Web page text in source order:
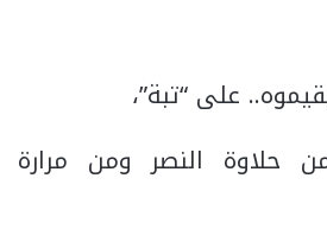
على “تبة”،
حلاوة النصر ومن مرارة